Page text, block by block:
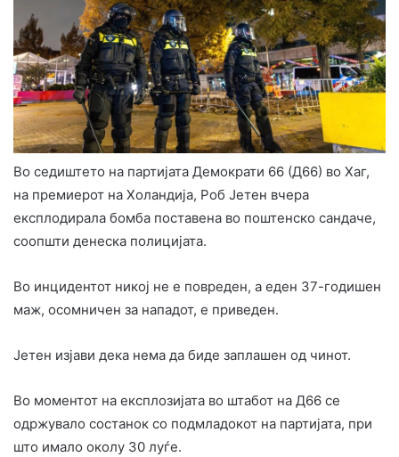
Во седиштето на партијата Демократи 66 (Д66) во Хаг,
на премиерот на Холандија, Роб Јетен вчера
експлодирала бомба поставена во поштенско сандаче,
соопшти денеска полицијата.
Во инцидентот никој не е повреден, а еден 37-годишен
маж, осомничен за нападот, е приведен.
Јетен изјави дека нема да биде заплашен од чинот.
Во моментот на експлозијата во штабот на Д66 се
одржувало состанок со подмладокот на партијата, при
што имало околу 30 луѓе.